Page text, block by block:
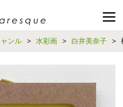
ンル > 水彩画 > 白井美奈子 >